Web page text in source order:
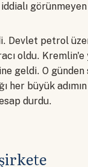
Devlet petrol
oldu.
geldi. O
her büyük
durdu.